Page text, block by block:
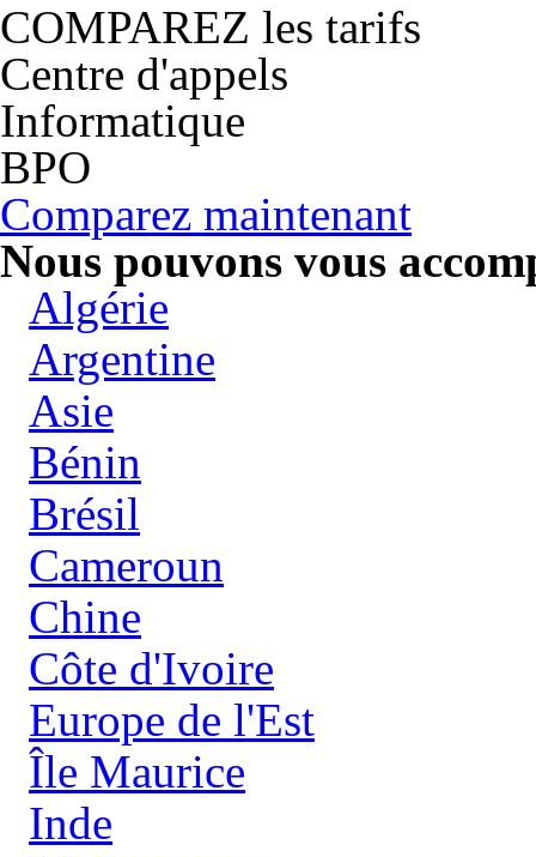
COMPAREZ les tarifs
Centre d'appels
Informatique
BPO
Comparez maintenant
Nous pouvons vous
Algérie
Argentine
Asie
Bénin
Brésil
Cameroun
Chine
Côte d'Ivoire
Europe de l'Est
Île Maurice
Inde